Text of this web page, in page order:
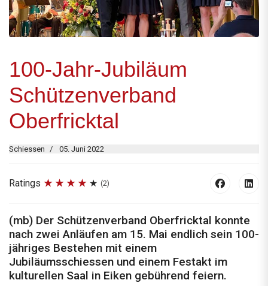
100-Jahr-Jubiläum
Schützenverband
Oberfricktal
Schiessen 05. Juni 2022
Ratings (2)
(mb) Der Schützenverband Oberfricktal konnte
nach zwei Anläufen am 15. Mai endlich sein 100-
jähriges Bestehen mit einem
Jubiläumsschiessen und einem Festakt im
kulturellen Saal in Eiken gebührend feiern.